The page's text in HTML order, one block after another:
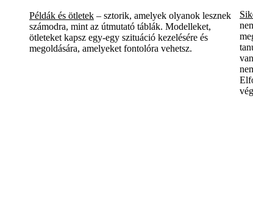
Példák és ötletek – sztorik, amelyek olyanok lesznek
számodra, mint az útmutató táblák. Modelleket,
ötleteket kapsz egy-egy szituáció kezelésére és
megoldására, amelyeket fontolóra vehetsz.